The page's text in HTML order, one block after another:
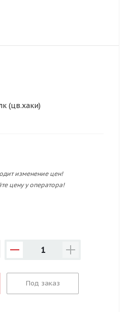
(цв.хаки)
изменение цен!
цену у оператора!
1
Под заказ